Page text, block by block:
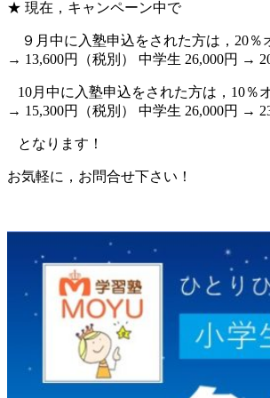
★ 現在，キャンペーン中で
９月中に入塾申込をされた方は，20％
→ 13,600円（税別） 中学生 26,000円 →
10月中に入塾申込をされた方は，10％
→ 15,300円（税別） 中学生 26,000円 →
となります！
お気軽に，お問合せ下さい！